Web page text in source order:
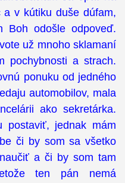
v kútiku duše dúfam,
odošle odpoveď.
už mnoho sklamaní
pochybnosti a strach.
ponuku od jedného
automobilov, mala
ako sekretárka.
postaviť, jednak mám
či by som sa všetko
a či by som tam
ten pán nemá